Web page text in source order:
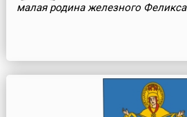
малая родина железного Феликса